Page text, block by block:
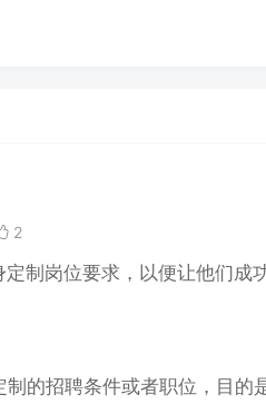
2
制岗位要求，以便让他们成
的招聘条件或者职位，目的